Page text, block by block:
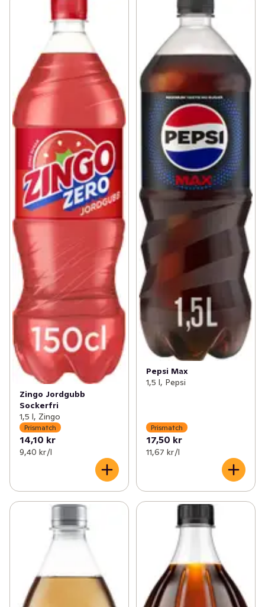
Zingo Jordgubb
Sockerfri
1,5 l, Zingo
Prismatch
14,10 kr
9,40 kr /l
Pepsi Max
1,5 l, Pepsi
Prismatch
17,50 kr
11,67 kr /l